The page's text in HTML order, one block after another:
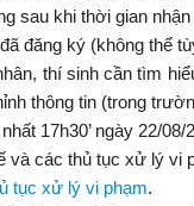
sau khi thời gian
đăng ký (không thể
thí sinh cần tìm
thông tin (trong
17h30’ngày 22/08/
và các thủ tục xử lý
tục xử lý vi phạm.